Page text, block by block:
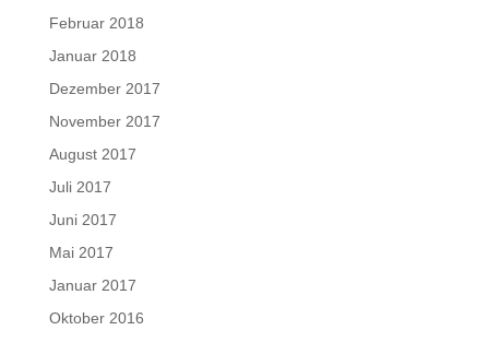
Februar 2018
Januar 2018
Dezember 2017
November 2017
August 2017
Juli 2017
Juni 2017
Mai 2017
Januar 2017
Oktober 2016